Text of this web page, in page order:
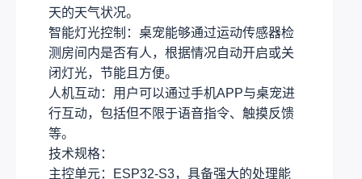
天的天气状况。
智能灯光控制：桌宠能够通过运动传感器检
测房间内是否有人，根据情况自动开启或关
闭灯光，节能且方便。
人机互动：用户可以通过手机APP与桌宠进
行互动，包括但不限于语音指令、触摸反馈
等。
技术规格：
主控单元：ESP32-S3，具备强大的处理能